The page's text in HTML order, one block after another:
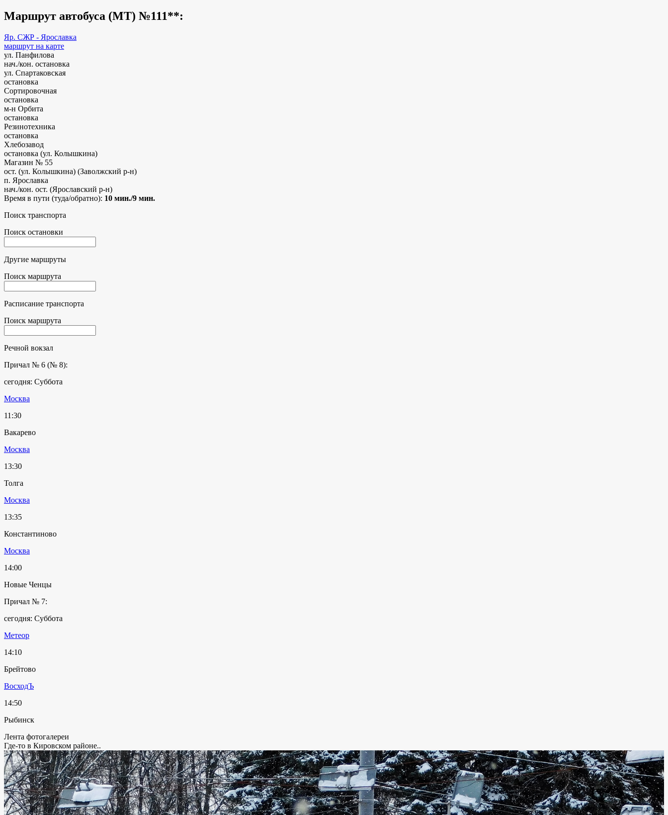
Маршрут автобуса (МТ) №111**:
Яр. СЖР - Ярославка
маршрут на карте
ул. Панфилова
нач./кон. остановка
ул. Спартаковская
остановка
Сортировочная
остановка
м-н Орбита
остановка
Резинотехника
остановка
Хлебозавод
остановка (ул. Колышкина)
Магазин № 55
ост. (ул. Колышкина) (Заволжский р-н)
п. Ярославка
нач./кон. ост. (Ярославский р-н)
Время в пути (туда/обратно): 10 мин./9 мин.
Поиск транспорта
Поиск остановки
Другие маршруты
Поиск маршрута
Расписание транспорта
Поиск маршрута
Речной вокзал
Причал № 6 (№ 8):
сегодня: Суббота
Москва
11:30
Вакарево
Москва
13:30
Толга
Москва
13:35
Константиново
Москва
14:00
Новые Ченцы
Причал № 7:
сегодня: Суббота
Метеор
14:10
Брейтово
ВосходЪ
14:50
Рыбинск
Лента фотогалереи
Где-то в Кировском районе..